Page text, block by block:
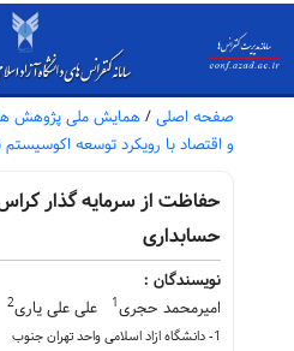
صفحه اصلی / همایش ملی پژوهش
و اقتصاد با رویکرد توسعه اکوسیستم
حفاظت از سرمایه گذار
حسابداری
نویسندگان :
امیرمحمد حجری1 علی علی یاری2
1- دانشگاه ازاد اسلامی واحد تهران جنوب